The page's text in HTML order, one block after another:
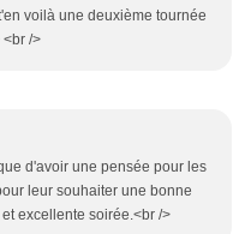
voilà une deuxième tournée
<br />
d'avoir une pensée pour les
leur souhaiter une bonne
excellente soirée.<br />